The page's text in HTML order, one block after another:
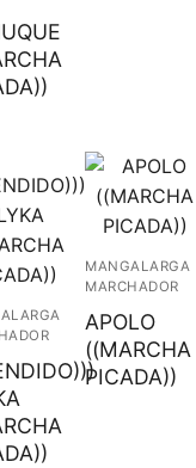
MANGALARGA
MARCHADOR
APOLO
((MARCHA
PICADA))